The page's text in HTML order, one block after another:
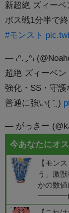
新超絶 ズィー
ボス戦1分半で
#モンスト
— ₍ᐢ. ̯.ᐢ₎
超絶 ズィーベン
強化・SS・守
普通に強い( ¨̮ )
— がっきー
今あなたにオ
【モン
う」激
かの数
━━━━(